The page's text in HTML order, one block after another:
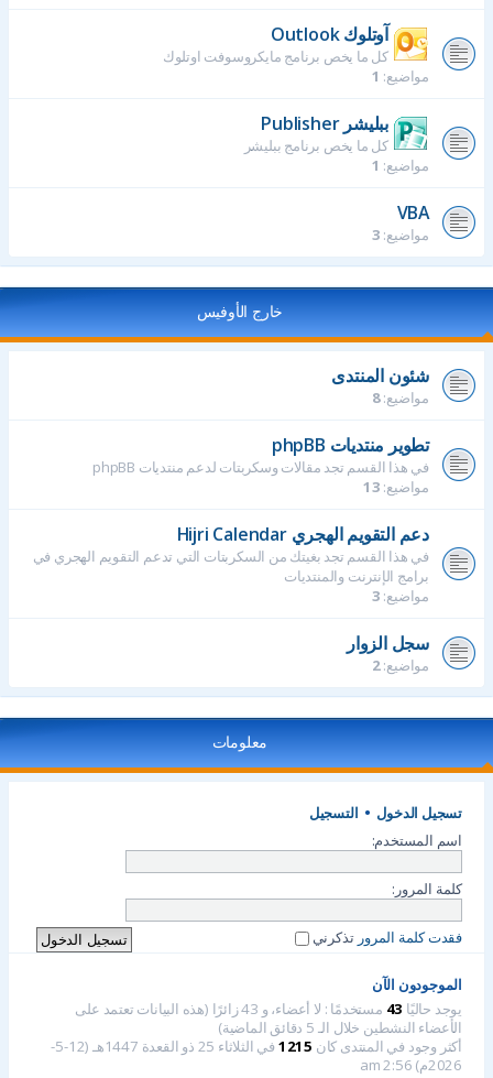
آوتلوك Outlook
كل ما يخص برنامج مايكروسوفت اوتلوك
مواضيع:1
ببليشر Publisher
كل ما يخص برنامج ببليشر
مواضيع:1
VBA
مواضيع:3
خارج الأوفيس
شئون المنتدى
مواضيع:8
تطوير منتديات phpBB
في هذا القسم تجد مقالات وسكربتات لدعم منتديات phpBB
مواضيع:13
دعم التقويم الهجري Hijri Calendar
في هذا القسم تجد بغيتك من السكربتات التي تدعم التقويم الهجري في
برامج الإنترنت والمنتديات
مواضيع:3
سجل الزوار
مواضيع:2
معلومات
تسجيل الدخول• التسجيل
اسم المستخدم:
كلمة المرور:
فقدت كلمة المرور تذكرني
الموجودون الآن
يوجد حاليًا43
مستخدمًا : لا أعضاء، و 43 زائرًا (هذه البيانات تعتمد على
الأعضاء النشطين خلال الـ 5 دقائق الماضية)
أكثر وجود في المنتدى كان 1215
في الثلاثاء 25 ذو القعدة 1447هـ (12-5-
2026م) 2:56 am